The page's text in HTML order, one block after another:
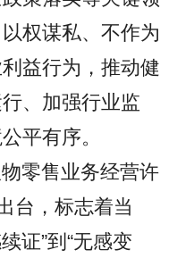
权谋私、不作为
益行为，推动健
、加强行业监
平有序。
零售业务经营许
台，标志着当
证”到“无感变